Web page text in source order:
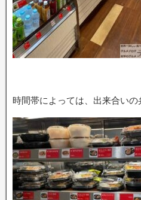
時間帯によっては、出来合いの